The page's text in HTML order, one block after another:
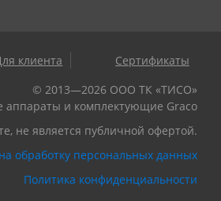
клиента
Сертификаты
© 2013—2026 ООО ТК «ТИСО»
аппараты и комплектующие Graco
не является публичной офертой.
обработку персональных данных
Политика конфиденциальности